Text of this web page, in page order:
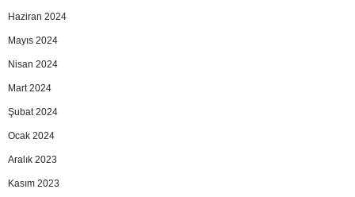
Haziran 2024
Mayıs 2024
Nisan 2024
Mart 2024
Şubat 2024
Ocak 2024
Aralık 2023
Kasım 2023